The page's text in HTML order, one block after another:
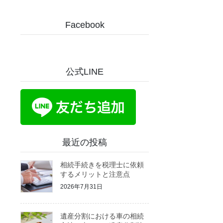
Facebook
公式LINE
最近の投稿
相続手続きを税理士に依頼
するメリットと注意点
2026年7月31日
遺産分割における車の相続